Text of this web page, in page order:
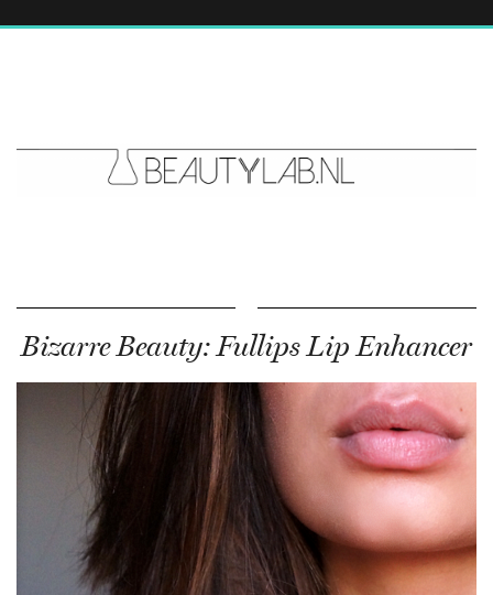
Bizarre Beauty: Fullips Lip Enhancer